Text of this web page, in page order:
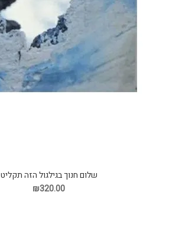
שלום חנוך בגילגול הזה תקליט
₪320.00